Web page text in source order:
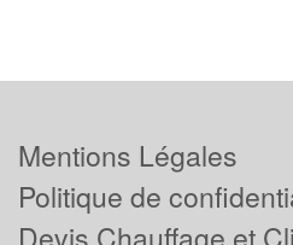
Mentions Légales
Politique de